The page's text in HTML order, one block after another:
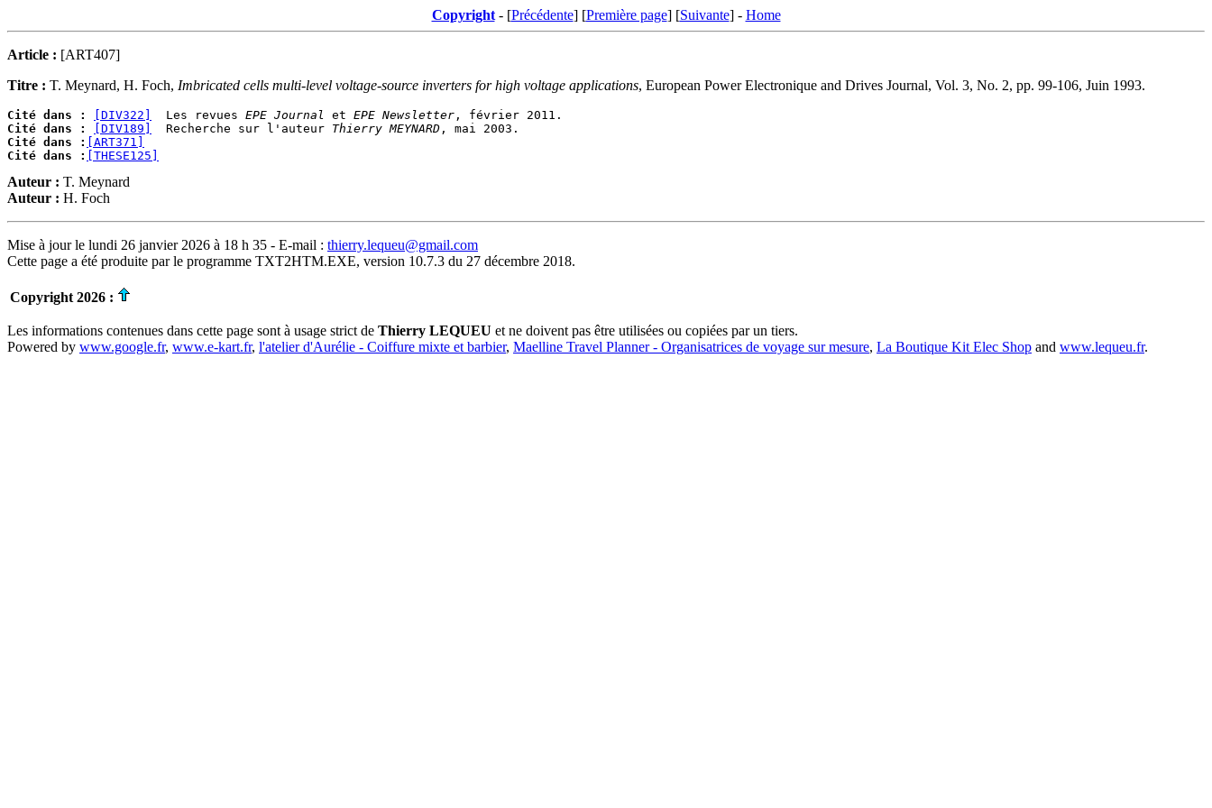
Copyright- [Précédente] [Première page] [Suivante] - Home
Article : [ART407]
Titre : T. Meynard, H. Foch, Imbricated cells multi-level voltage-source inverters for high voltage applications, European Power Electronique and Drives Journal, Vol. 3, No. 2, pp. 99-106, Juin 1993.
Cité dans : [DIV322]
  Les revues
EPE Journal et EPE Newsletter
Cité dans :
[DIV189]
  Recherche sur l'auteur
Thierry MEYNARD
Cité dans :
[ART371]
Cité dans :
[THESE125]
Auteur : T. Meynard
Auteur : H. Foch
Mise à jour le lundi 26 janvier 2026 à 18 h 35 - E-mail : thierry.lequeu@gmail.com
Cette page a été produite par le programme TXT2HTM.EXE, version 10.7.3 du 27 décembre 2018.
Copyright 2026 :
Les informations contenues dans cette page sont à usage strict de Thierry LEQUEU et ne doivent pas être utilisées ou copiées par un tiers.
Powered by www.google.fr, www.e-kart.fr, l'atelier d'Aurélie - Coiffure mixte et barbier, Maelline Travel Planner - Organisatrices de voyage sur mesure, La Boutique Kit Elec Shop and www.lequeu.fr.